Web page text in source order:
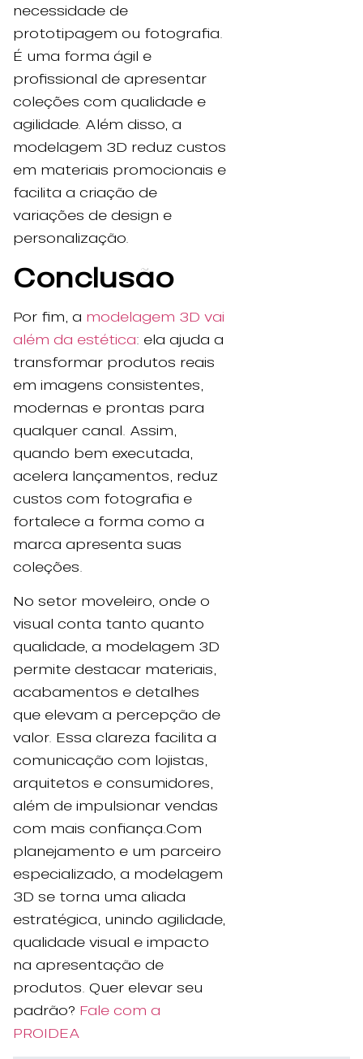
necessidade de
prototipagem ou fotografia.
É uma forma ágil e
profissional de apresentar
coleções com qualidade e
agilidade. Além disso, a
modelagem 3D reduz custos
em materiais promocionais e
facilita a criação de
variações de design e
personalização.
Conclusão
Por fim, a modelagem 3D vai
além da estética: ela ajuda a
transformar produtos reais
em imagens consistentes,
modernas e prontas para
qualquer canal. Assim,
quando bem executada,
acelera lançamentos, reduz
custos com fotografia e
fortalece a forma como a
marca apresenta suas
coleções.
No setor moveleiro, onde o
visual conta tanto quanto
qualidade, a modelagem 3D
permite destacar materiais,
acabamentos e detalhes
que elevam a percepção de
valor. Essa clareza facilita a
comunicação com lojistas,
arquitetos e consumidores,
além de impulsionar vendas
com mais confiança.Com
planejamento e um parceiro
especializado, a modelagem
3D se torna uma aliada
estratégica, unindo agilidade,
qualidade visual e impacto
na apresentação de
produtos. Quer elevar seu
padrão? Fale com a
PROIDEA